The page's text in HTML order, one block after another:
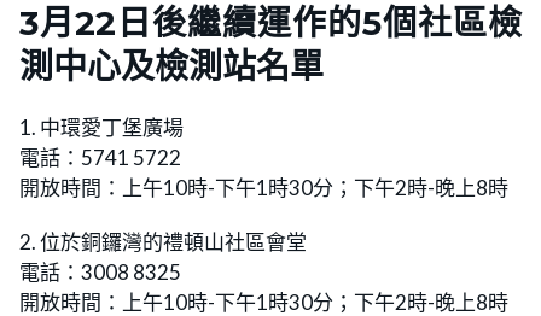
3月22日後繼續運作的5個社區檢
測中心及檢測站名單
1. 中環愛丁堡廣場
電話：5741 5722
開放時間：上午10時-下午1時30分；下午2時-晚上8時
2. 位於銅鑼灣的禮頓山社區會堂
電話：3008 8325
開放時間：上午10時-下午1時30分；下午2時-晚上8時